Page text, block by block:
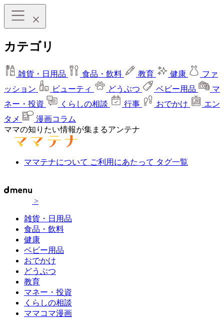
カテゴリ
雑貨・日用品 食品・飲料 教育 健康
ファ
ッション
ビューティ どうぶつ ベビー用品
マ
ネー・投資
くらしの相談 行事 おでかけ
エン
タメ
漫画コラム
ママの知りたい情報が集まるアンテナ
ママテナについて ご利用にあたって タグ一覧
>
雑貨・日用品
食品・飲料
健康
ベビー用品
おでかけ
どうぶつ
教育
マネー・投資
くらしの相談
ママコマ漫画